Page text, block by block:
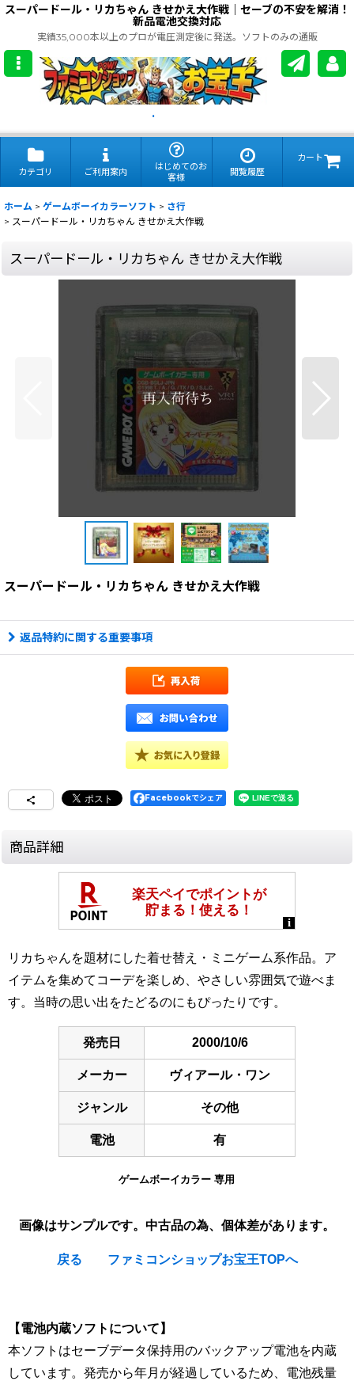
スーパードール・リカちゃん きせかえ大作戦｜セーブの不安を解消！
新品電池交換対応
実績35,000本以上のプロが電圧測定後に発送。ソフトのみの通販
.
カテゴリ ご利用案内
はじめてのお
客様
閲覧履歴
カート
ホーム > ゲームボーイカラーソフト > さ行
> スーパードール・リカちゃん きせかえ大作戦
スーパードール・リカちゃん きせかえ大作戦
スーパードール・リカちゃん きせかえ大作戦
返品特約に関する重要事項
Facebookでシェア
商品詳細
リカちゃんを題材にした着せ替え・ミニゲーム系作品。ア
イテムを集めてコーデを楽しめ、やさしい雰囲気で遊べま
す。当時の思い出をたどるのにもぴったりです。
発売日 2000/10/6
メーカー ヴィアール・ワン
ジャンル その他
電池 有
ゲームボーイカラー 専用
画像はサンプルです。中古品の為、個体差があります。
戻る ファミコンショップお宝王TOPへ
【電池内蔵ソフトについて】
本ソフトはセーブデータ保持用のバックアップ電池を内蔵
しています。発売から年月が経過しているため、電池残量